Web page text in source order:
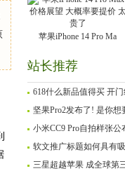
苹果iPhone 14 Pro Ma
站长推荐
618什么新品值得买 开
坚果Pro2发布了! 是你想
小米CC9 Pro自拍样张
软文推广标题如何具有
三星超越苹果 成全球第